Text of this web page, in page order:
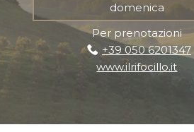
domenica
Per prenotazioni
+39 050 6201347
www.ilrifocillo.it